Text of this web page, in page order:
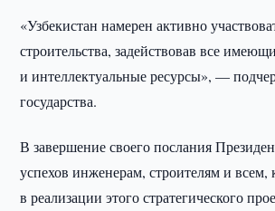
«Узбекистан намерен активно
строительства, задействовав все
и интеллектуальные ресурсы», —
государства.
В завершение своего послания
успехов инженерам, строителям и всем,
в реализации этого стратегического